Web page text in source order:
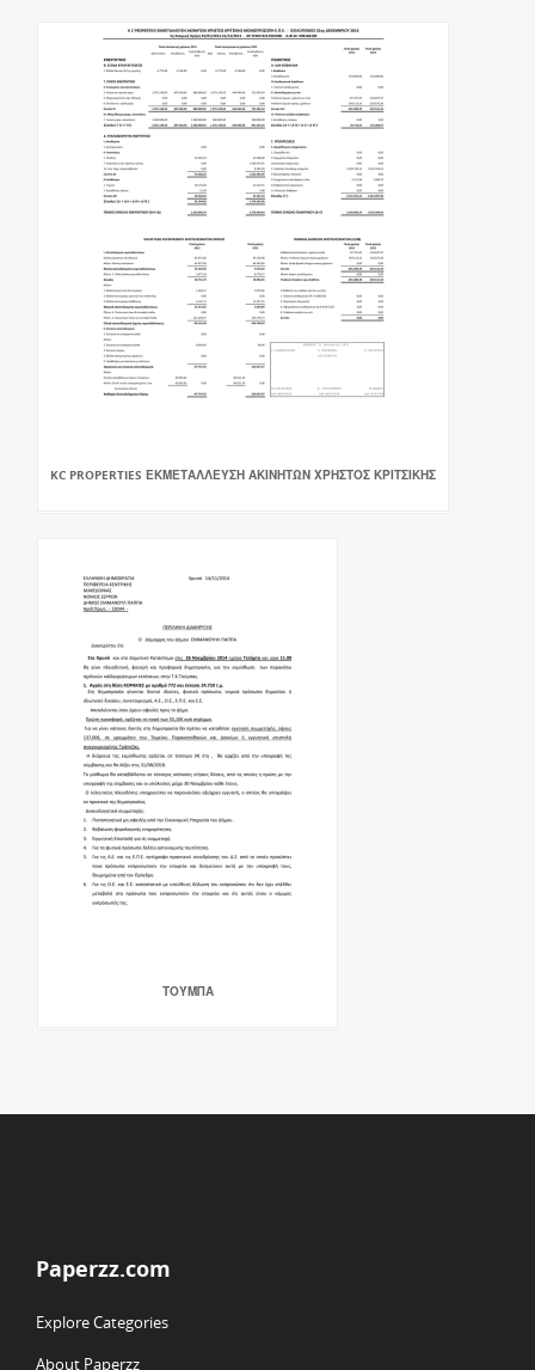
KC PROPERTIES ΕΚΜΕΤΑΛΛΕΥΣΗ ΑΚΙΝΗΤΩΝ ΧΡΗΣΤΟΣ ΚΡΙΤΣΙΚΗΣ
ΤΟΎΜΠΑ
Paperzz.com
Explore Categories
About Paperzz